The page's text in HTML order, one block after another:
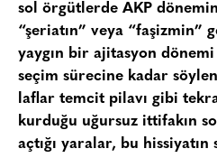
sol örgütlerde AKP
“şeriatın” veya “faşizmin”
yaygın bir ajitasyon
seçim sürecine kadar
laflar temcit pilavı gibi
kurduğu uğursuz ittifakın
açtığı yaralar, bu hissiyatın